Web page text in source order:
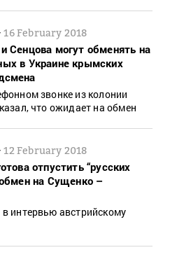
16 February 2018
Сенцова могут обменять на
в Украине крымских
звонке из колонии
что ожидает на обмен
12 February 2018
отпустить “русских
на Сущенко –
интервью австрийскому